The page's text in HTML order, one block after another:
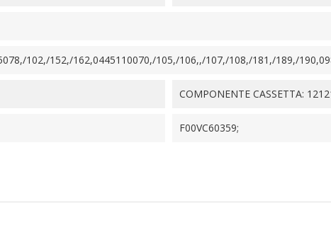
102,/152,/162,0445110070,/105,/106,,/107,/108,/181,/189,/
COMPONENTE CASSETTA:
F00VC60359;